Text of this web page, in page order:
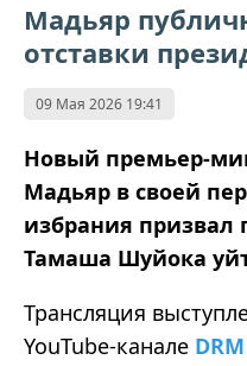
Мадьяр
отставки
09 Мая 2026 19:41
Новый
Мадьяр в своей
избрания призвал
Тамаша Шуйока
Трансляция
YouTube‑канале